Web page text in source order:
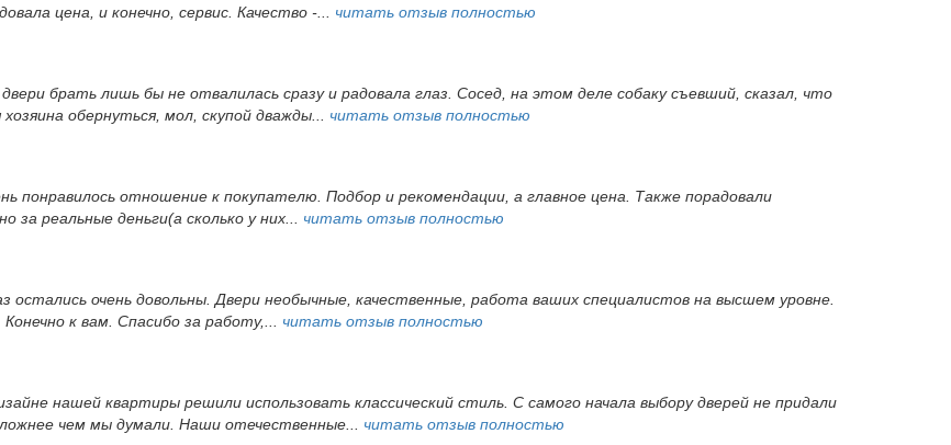
цена, и конечно, сервис. Качество -... читать отзыв полностью
брать лишь бы не отвалилась сразу и радовала глаз. Сосед, на этом деле собаку съевший, сказал, что
обернуться, мол, скупой дважды... читать отзыв полностью
понравилось отношение к покупателю. Подбор и рекомендации, а главное цена. Также порадовали
за реальные деньги(а сколько у них... читать отзыв полностью
остались очень довольны. Двери необычные, качественные, работа ваших специалистов на высшем уровне.
к вам. Спасибо за работу,... читать отзыв полностью
нашей квартиры решили использовать классический стиль. С самого начала выбору дверей не придали
чем мы думали. Наши отечественные... читать отзыв полностью